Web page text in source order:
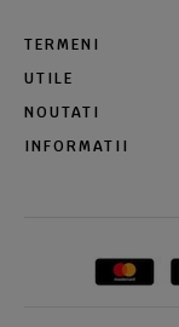
TERMENI
UTILE
NOUTATI
INFORMATII